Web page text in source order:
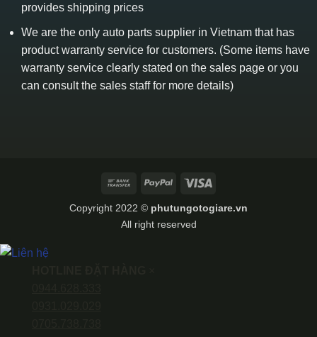
provides shipping prices
We are the only auto parts supplier in Vietnam that has
product warranty service for customers. (Some items have
warranty service clearly stated on the sales page or you
can consult the sales staff for more details)
Bank
PayPal
Copyright 2022 © phutungotogiare.vn
All right reserved